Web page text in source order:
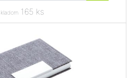
165 ks